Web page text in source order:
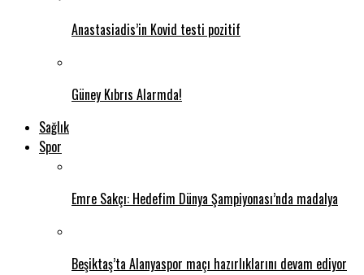
Anastasiadis’in Kovid testi pozitif
Güney Kıbrıs Alarmda!
Sağlık
Spor
Emre Sakçı: Hedefim Dünya Şampiyonası’nda madalya
Beşiktaş’ta Alanyaspor maçı hazırlıklarını devam ediyor